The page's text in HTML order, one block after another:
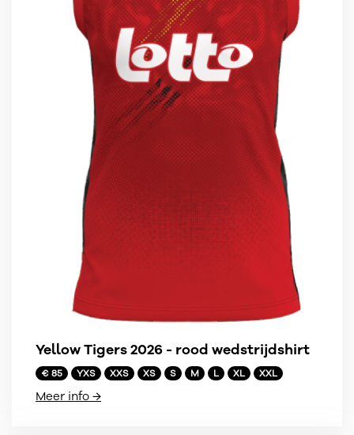
Yellow Tigers 2026 - rood wedstrijdshirt
€ 85 YXS XXS XS S M L XL XXL
Meer info →